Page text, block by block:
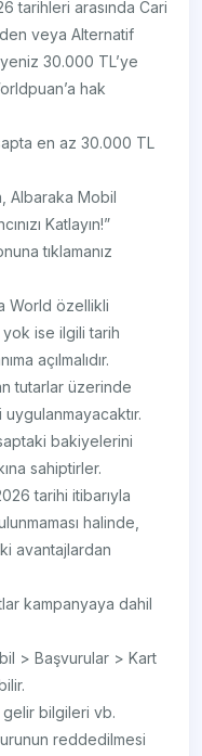
tarihleri arasında Cari
veya Alternatif
30.000 TL’ye
hak
en az 30.000 TL
Albaraka Mobil
Katlayın!”
tıklamanız
World özellikli
ise ilgili tarih
açılmalıdır.
tutarlar üzerinde
bakiyelerini
sahiptirler.
tarihi itibarıyla
halinde,
avantajlardan
kampanyaya dahil
> Başvurular > Kart
gelir bilgileri vb.
reddedilmesi